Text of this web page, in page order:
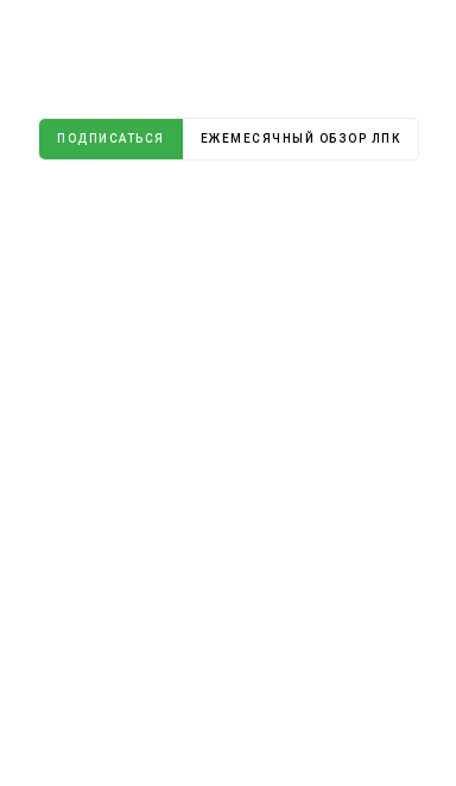
ПОДПИСАТЬСЯ ЕЖЕМЕСЯЧНЫЙ ОБЗОР ЛПК